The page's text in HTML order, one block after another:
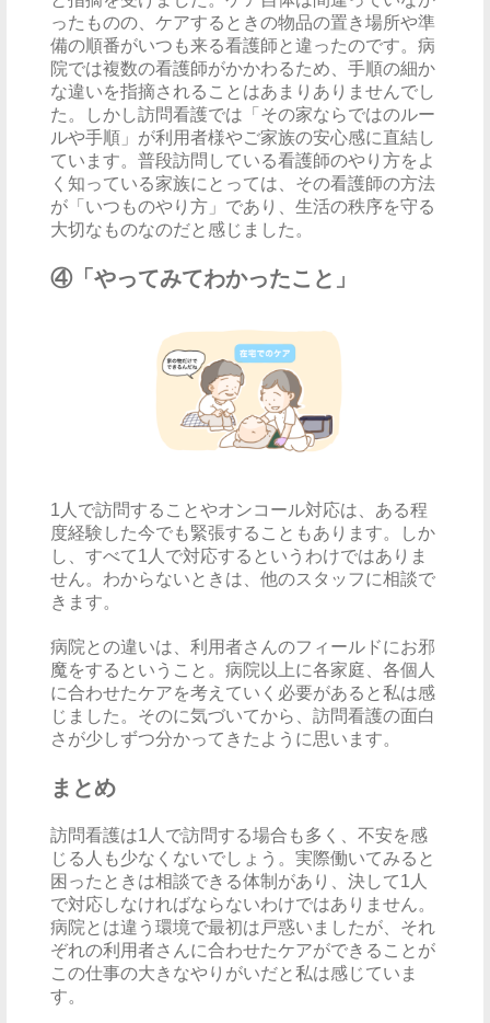
ったものの、ケアするときの物品の置き場所や準
備の順番がいつも来る看護師と違ったのです。病
院では複数の看護師がかかわるため、手順の細か
な違いを指摘されることはあまりありませんでし
た。しかし訪問看護では「その家ならではのルー
ルや手順」が利用者様やご家族の安心感に直結し
ています。普段訪問している看護師のやり方をよ
く知っている家族にとっては、その看護師の方法
が「いつものやり方」であり、生活の秩序を守る
大切なものなのだと感じました。
④「やってみてわかったこと」
1人で訪問することやオンコール対応は、ある程
度経験した今でも緊張することもあります。しか
し、すべて1人で対応するというわけではありま
せん。わからないときは、他のスタッフに相談で
きます。
病院との違いは、利用者さんのフィールドにお邪
魔をするということ。病院以上に各家庭、各個人
に合わせたケアを考えていく必要があると私は感
じました。そのに気づいてから、訪問看護の面白
さが少しずつ分かってきたように思います。
まとめ
訪問看護は1人で訪問する場合も多く、不安を感
じる人も少なくないでしょう。実際働いてみると
困ったときは相談できる体制があり、決して1人
で対応しなければならないわけではありません。
病院とは違う環境で最初は戸惑いましたが、それ
ぞれの利用者さんに合わせたケアができることが
この仕事の大きなやりがいだと私は感じていま
す。